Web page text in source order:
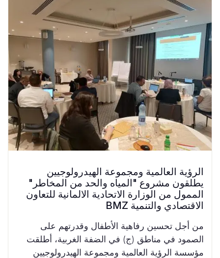
الرؤية العالمية ومجموعة الهيدرولوجيين
يطلقون مشروع "المياه والحد من المخاطر"
الممول من الوزارة الاتحادية الالمانية للتعاون
الاقتصادي والتنمية BMZ
من أجل تحسين رفاهية الأطفال وقدرتهم على
الصمود في مناطق (ج) في الضفة الغربية، أطلقت
مؤسسة الرؤية العالمية ومجموعة الهيدرولوجيين